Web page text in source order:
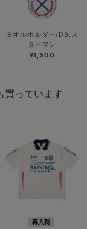
タオルホルダー/DB.ス
ターマン
¥1,500
買っています
再入荷